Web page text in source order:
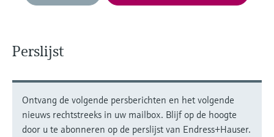
Perslijst
Ontvang de volgende persberichten en het volgende
nieuws rechtstreeks in uw mailbox. Blijf op de hoogte
door u te abonneren op de perslijst van Endress+Hauser.